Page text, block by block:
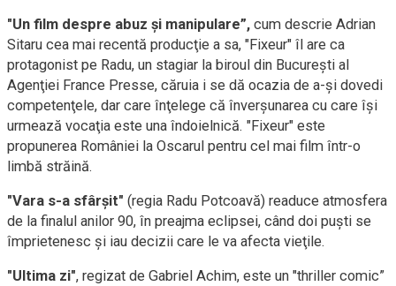
"Un film despre abuz şi manipulare”, cum descrie Adrian
Sitaru cea mai recentă producţie a sa, "Fixeur" îl are ca
protagonist pe Radu, un stagiar la biroul din Bucureşti al
Agenţiei France Presse, căruia i se dă ocazia de a-şi dovedi
competenţele, dar care înţelege că înverşunarea cu care îşi
urmează vocaţia este una îndoielnică. "Fixeur" este
propunerea României la Oscarul pentru cel mai film într-o
limbă străină.
"Vara s-a sfârşit" (regia Radu Potcoavă) readuce atmosfera
de la finalul anilor 90, în preajma eclipsei, când doi puşti se
împrietenesc şi iau decizii care le va afecta vieţile.
"Ultima zi", regizat de Gabriel Achim, este un "thriller comic”